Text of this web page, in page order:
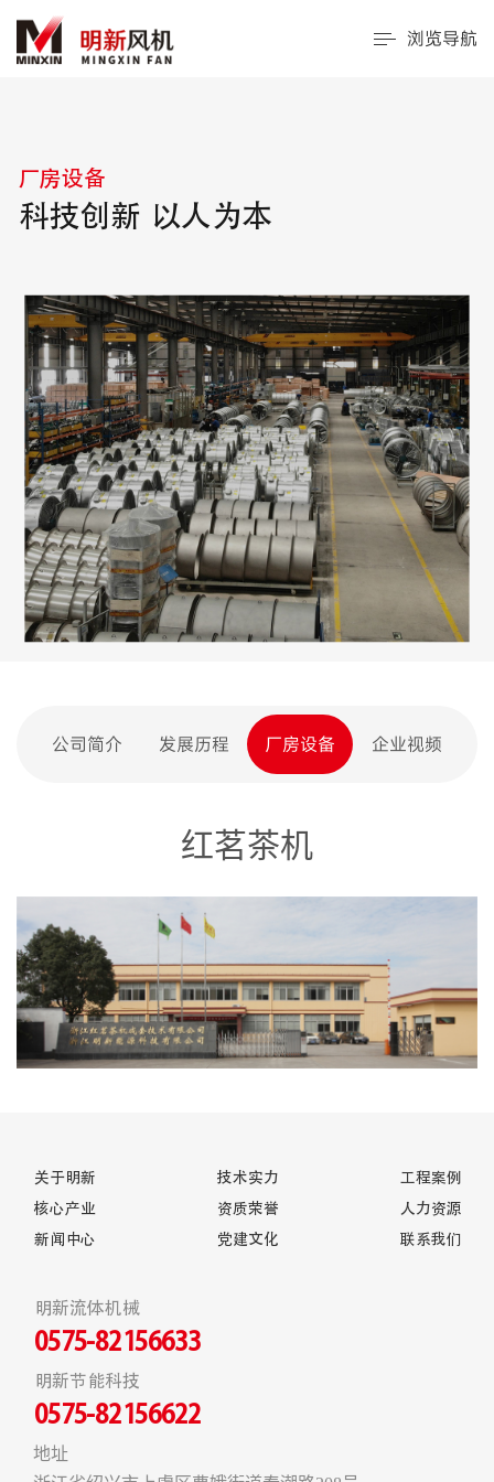
浏览导航
厂房设备
科技创新 以人为本
公司简介 发展历程 厂房设备 企业视频
红茗茶机
关于明新
核心产业
新闻中心
技术实力
资质荣誉
党建文化
工程案例
人力资源
联系我们
明新流体机械
0575-82156633
明新节能科技
0575-82156622
地址